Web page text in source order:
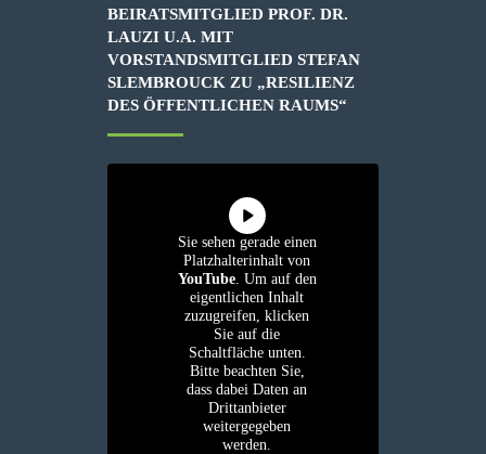
BEIRATSMITGLIED PROF. DR.
LAUZI U.A. MIT
VORSTANDSMITGLIED STEFAN
SLEMBROUCK ZU „RESILIENZ
DES ÖFFENTLICHEN RAUMS“
Sie sehen gerade einen
Platzhalterinhalt von
YouTube. Um auf den
eigentlichen Inhalt
zuzugreifen, klicken
Sie auf die
Schaltfläche unten.
Bitte beachten Sie,
dass dabei Daten an
Drittanbieter
weitergegeben
werden.